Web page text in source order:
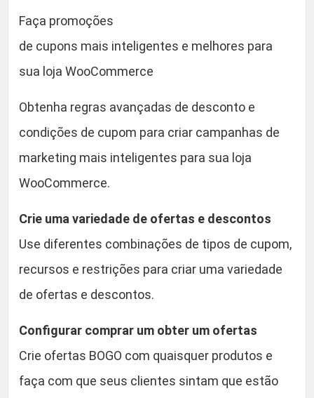
q
a
n
i
d
e
Faça promoções
de cupons mais inteligentes e melhores para
sua loja WooCommerce
Obtenha regras avançadas de desconto e
condições de cupom para criar campanhas de
marketing mais inteligentes para sua loja
WooCommerce.
Crie uma variedade de ofertas e descontos
Use diferentes combinações de tipos de cupom,
recursos e restrições para criar uma variedade
de ofertas e descontos.
Configurar comprar um obter um ofertas
Crie ofertas BOGO com quaisquer produtos e
faça com que seus clientes sintam que estão